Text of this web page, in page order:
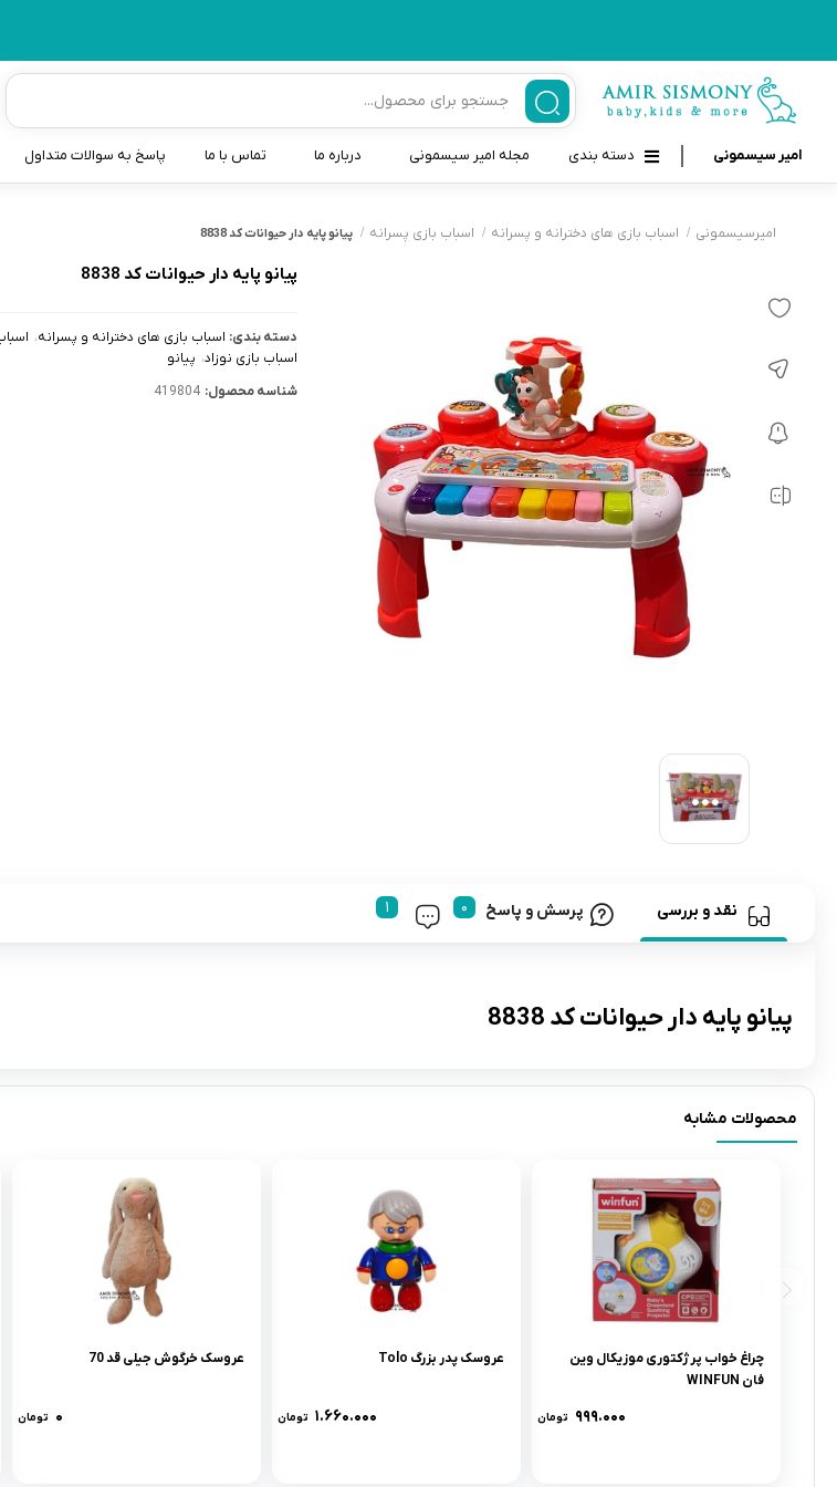
امیر سیسمونی دسته بندی
قاب و بندپستانک
شانه برس کودک
پواربینی
مسواک و خمیر دندان کودک
تب سنج نوزاد و کودک
رابط و پد سینه
دستگاه بخور سرد کودک
لوازم حمام نوزاد
لوازم اتاق نوزاد و کودک
اسباب بازی دخترانه و پسرانه
مجله امیر سیسمونی درباره ما تماس با ما پاسخ به سوالات متداول
امیرسیسمونی اسباب بازی های دخترانه و پسرانه اسباب بازی پسرانه پیانو پایه دار حیوانات کد 8838
پیانو پایه دار حیوانات کد 8838
دسته بندی: اسباب بازی های دخترانه و پسرانه
اسباب بازی نوزاد پیانو
شناسه محصول: 419804
نقد و بررسی پرسش و پاسخ
پیانو پایه دار حیوانات کد 8838
محصولات مشابه
چراغ خواب پرژکتورى موزيکال وين
فان WINFUN
۹۹۹.۰۰۰ تومان
عروسک پدر بزرگ Tolo
۱.۶۶۰.۰۰۰ تومان
عروسک خرگوش جیلی قد 70
۰ تومان